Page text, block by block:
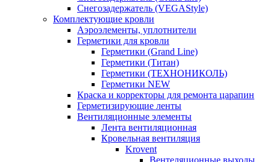
Снегозадержатель (VEGAStyle)
Комплектующие кровли
Аэроэлементы, уплотнители
Герметики для кровли
Герметики (Grand Line)
Герметики (Титан)
Герметики (ТЕХНОНИКОЛЬ)
Герметики NEW
Краска и корректоры для ремонта царапин
Герметизирующие ленты
Вентиляционные элементы
Лента вентиляционная
Кровельная вентиляция
Krovent
Вентеляционные выходы